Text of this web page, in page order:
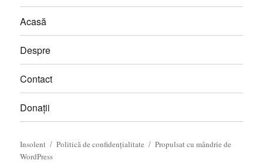
Acasă
Despre
Contact
Donații
Insolent Politică de confidențialitate
Propulsat cu mândrie de
WordPress